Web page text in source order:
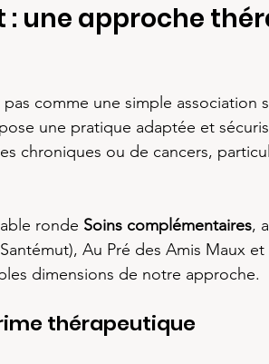
une approche
comme une simple association
une pratique adaptée et
chroniques ou de cancers,
ronde Soins complémentaires,
Au Pré des Amis Maux et
dimensions de notre approche.
thérapeutique